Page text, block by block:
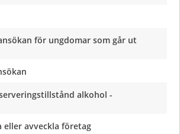
för ungdomar som går ut
alkohol -
eller avveckla företag